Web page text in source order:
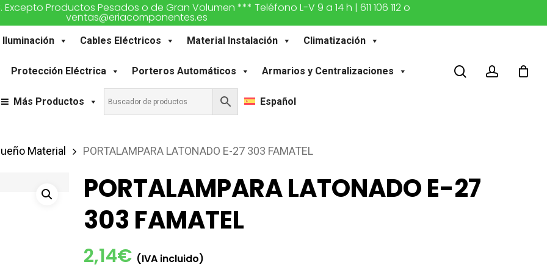
Productos Pesados o de Gran Volumen *** Teléfono L-V 9 a 14 h | 611 106 112 o
ventas@eriacomponentes.es
Iluminación Cables Eléctricos Material Instalación Climatización
Protección Eléctrica Porteros Automáticos Armarios y Centralizaciones
Más Productos Español
buscaraccount
Material PORTALAMPARA LATONADO E-27 303 FAMATEL
PORTALAMPARA LATONADO E-27
303 FAMATEL
2,14€ (IVA incluido)